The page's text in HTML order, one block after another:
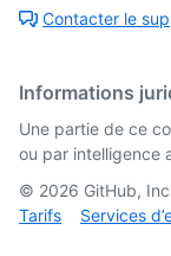
Contacter le
Informations
Une partie de ce
ou par intelligence
© 2026 GitHub,
Tarifs
Services